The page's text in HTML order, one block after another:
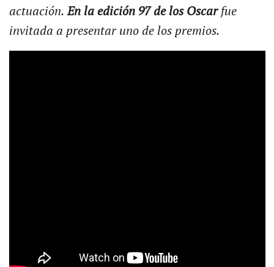
actuación. En la edición 97 de los Oscarfue
invitada a presentar uno de los premios.